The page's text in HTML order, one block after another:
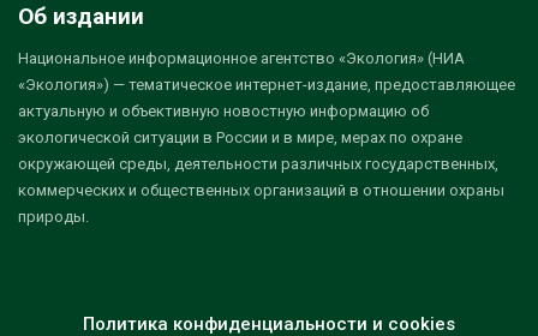
Об издании
Национальное информационное агентство «Экология» (НИА
«Экология») — тематическое интернет-издание, предоставляющее
актуальную и объективную новостную информацию об
экологической ситуации в России и в мире, мерах по охране
окружающей среды, деятельности различных государственных,
коммерческих и общественных организаций в отношении охраны
природы.
Политика конфиденциальности и cookies